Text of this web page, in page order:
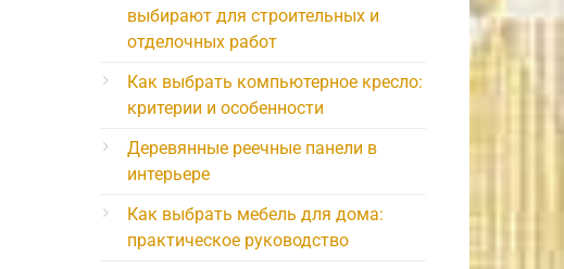
выбирают для строительных и
отделочных работ
Как выбрать компьютерное кресло:
критерии и особенности
Деревянные реечные панели в
интерьере
Как выбрать мебель для дома:
практическое руководство